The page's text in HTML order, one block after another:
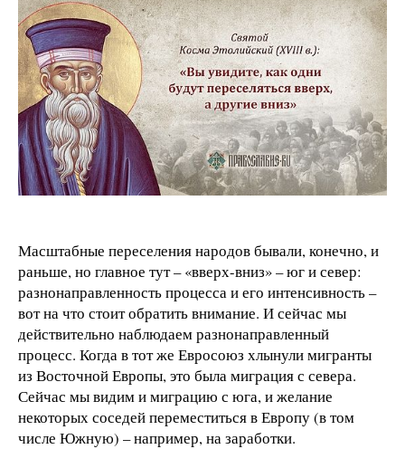
Масштабные переселения народов бывали, конечно, и
раньше, но главное тут – «вверх-вниз» – юг и север:
разнонаправленность процесса и его интенсивность –
вот на что стоит обратить внимание. И сейчас мы
действительно наблюдаем разнонаправленный
процесс. Когда в тот же Евросоюз хлынули мигранты
из Восточной Европы, это была миграция с севера.
Сейчас мы видим и миграцию с юга, и желание
некоторых соседей переместиться в Европу (в том
числе Южную) – например, на заработки.